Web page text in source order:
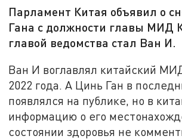
Парламент Китая объявил о
Гана с должности главы МИД
главой ведомства стал Ван И.
Ван И воглавлял китайский
2022 года. А Цинь Ган в
появлялся на публике, но в
информацию о его
состоянии здоровья не